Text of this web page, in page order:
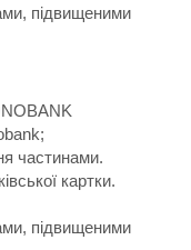
підвищеними
частинами.
картки.
підвищеними